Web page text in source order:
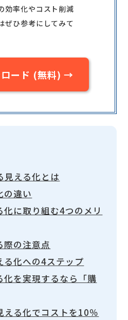
効率化やコスト削減
ぜひ参考にしてみて
ード (無料) →
見える化とは
の違い
化に取り組む4つのメリ
際の注意点
る化への4ステップ
化を実現するなら「購
える化でコストを10％